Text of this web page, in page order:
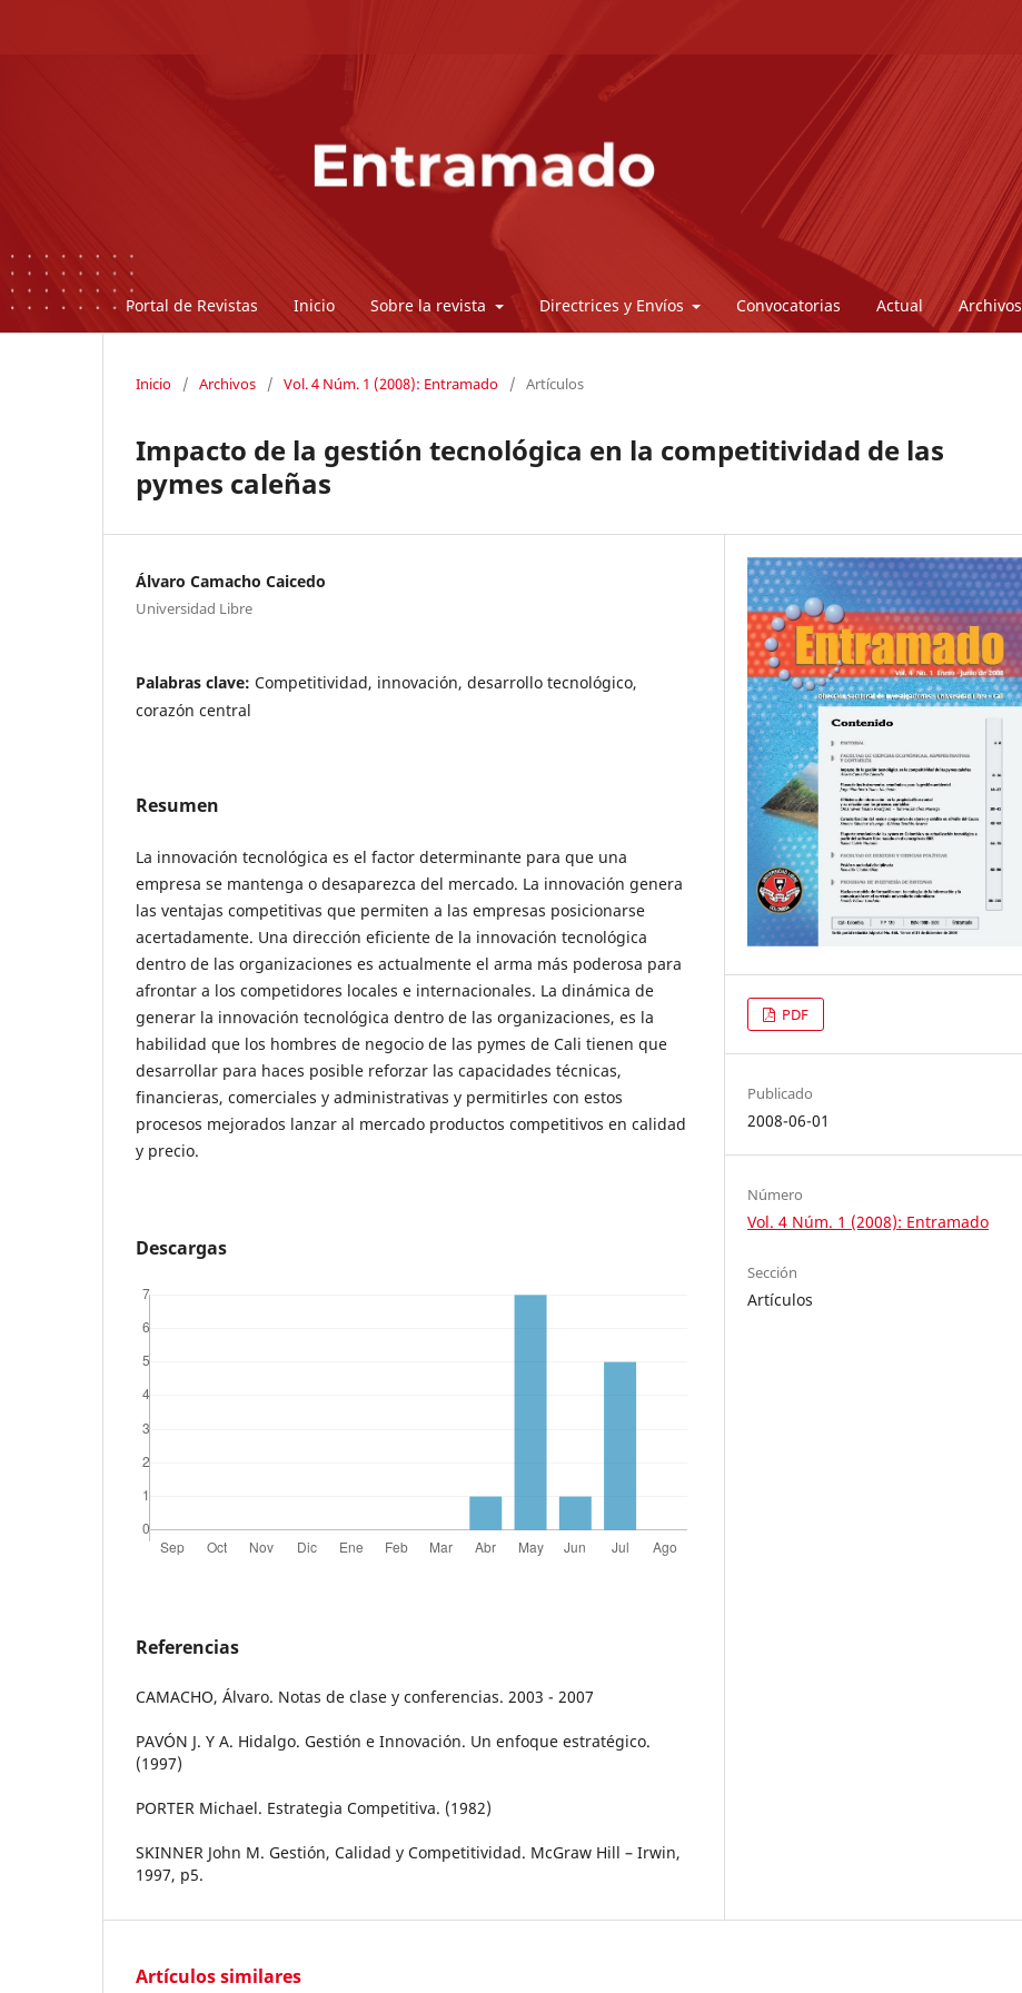
Portal de Revistas Inicio Sobre la revista Directrices y Envíos Convocatorias Actual Archivos
Inicio / Archivos / Vol. 4 Núm. 1 (2008): Entramado / Artículos
Impacto de la gestión tecnológica en la competitividad de las
pymes caleñas
Álvaro Camacho Caicedo
Universidad Libre
Palabras clave: Competitividad, innovación, desarrollo tecnológico,
corazón central
Resumen
La innovación tecnológica es el factor determinante para que una
empresa se mantenga o desaparezca del mercado. La innovación genera
las ventajas competitivas que permiten a las empresas posicionarse
acertadamente. Una dirección eficiente de la innovación tecnológica
dentro de las organizaciones es actualmente el arma más poderosa para
afrontar a los competidores locales e internacionales. La dinámica de
generar la innovación tecnológica dentro de las organizaciones, es la
habilidad que los hombres de negocio de las pymes de Cali tienen que
desarrollar para haces posible reforzar las capacidades técnicas,
financieras, comerciales y administrativas y permitirles con estos
procesos mejorados lanzar al mercado productos competitivos en calidad
y precio.
Descargas
Referencias
CAMACHO, Álvaro. Notas de clase y conferencias. 2003 - 2007
PAVÓN J. Y A. Hidalgo. Gestión e Innovación. Un enfoque estratégico.
(1997)
PORTER Michael. Estrategia Competitiva. (1982)
SKINNER John M. Gestión, Calidad y Competitividad. McGraw Hill – Irwin,
1997, p5.
PDF
Publicado
2008-06-01
Número
Vol. 4 Núm. 1 (2008): Entramado
Sección
Artículos
Artículos similares